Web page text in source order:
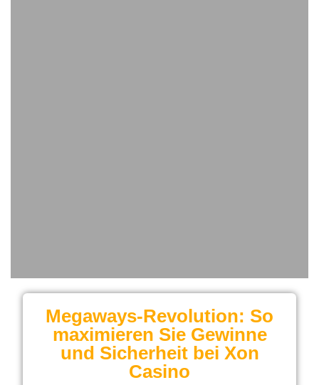
Megaways‑Revolution: So
maximieren Sie Gewinne
und Sicherheit bei Xon
Casino